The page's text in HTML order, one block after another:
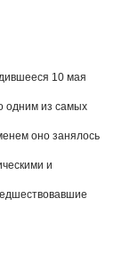
10 мая
одним из самых
оно занялось
и